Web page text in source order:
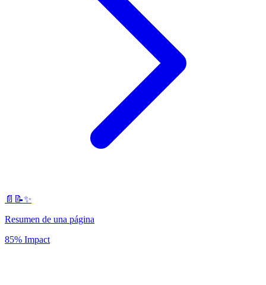
📄📝✨
Resumen de una página
85% Impact